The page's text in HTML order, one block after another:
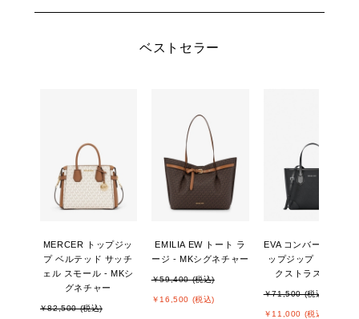
ベストセラー
MERCER トップジッ
プ ベルテッド サッチ
ェル スモール - MKシ
グネチャー
￥82,500 (税込)
EMILIA EW トート ラ
ージ - MKシグネチャー
￥59,400 (税込)
￥16,500 (税込)
EVA コンバーチブル
ップジップ トート エ
クストラスモール
￥71,500 (税込)
￥11,000 (税込)